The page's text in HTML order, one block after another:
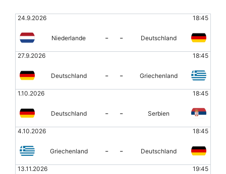
24.9.2026 18:45
Niederlande - - Deutschland
27.9.2026 18:45
Deutschland - - Griechenland
1.10.2026 18:45
Deutschland - - Serbien
4.10.2026 18:45
Griechenland - - Deutschland
13.11.2026 19:45